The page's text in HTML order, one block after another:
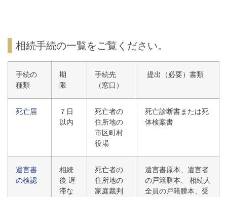
相続手続の一覧をご覧ください。
手続の
種類
期
限
手続先
（窓口）
提出（必要）書類
死亡届
７日
以内
死亡者の
住所地の
市区町村
役場
死亡診断書または死
体検案書
遺言書
の検認
相続
後 遅
滞な
死亡者の
住所地の
家庭裁判
遺言書原本、遺言者
の戸籍謄本、 相続人
全員の戸籍謄本、受